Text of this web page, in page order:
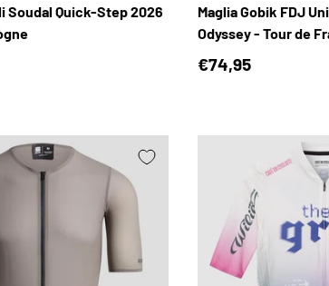
Soudal Quick-Step 2026
Maglia Gobik FDJ
Odyssey - Tour de
Prezzo normale
€74,95